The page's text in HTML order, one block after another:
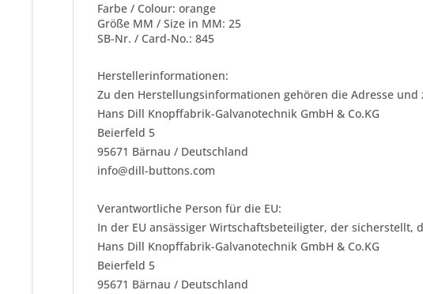
Farbe / Colour: orange
Größe MM / Size in MM: 25
SB-Nr. / Card-No.: 845
Herstellerinformationen:
Zu den Herstellungsinformationen gehören die Adresse
Hans Dill Knopffabrik-Galvanotechnik GmbH & Co.KG
Beierfeld 5
95671 Bärnau / Deutschland
info@dill-buttons.com
Verantwortliche Person für die EU:
In der EU ansässiger Wirtschaftsbeteiligter, der
Hans Dill Knopffabrik-Galvanotechnik GmbH & Co.KG
Beierfeld 5
95671 Bärnau / Deutschland